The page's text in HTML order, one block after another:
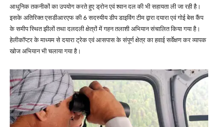
आधुनिक तकनीकों का उपयोग करते हुए ड्रोन एवं श्वान दल की भी सहायता ली जा रही है।
इसके अतिरिक्त एसडीआरएफ की 6 सदस्यीय डीप डाइविंग टीम द्वारा दयारा एवं गोई बेस कैंप
के समीप स्थित झीलों तथा दलदली क्षेत्रों में गहन तलाशी अभियान संचालित किया गया है।
हेलीकॉप्टर के माध्यम से दयारा ट्रेक एवं आसपास के संपूर्ण क्षेत्र का हवाई सर्वेक्षण कर व्यापक
खोज अभियान भी चलाया गया है।